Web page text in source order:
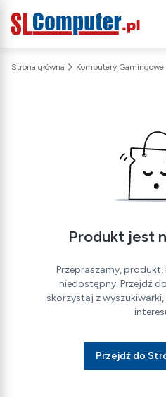
Strona główna Komputery Gamingowe
Produkt jest
Przepraszamy,
niedostępny. Przejdź
skorzystaj z
Przejdź do